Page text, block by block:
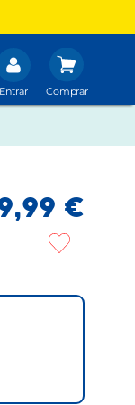
Entrar
,99 €